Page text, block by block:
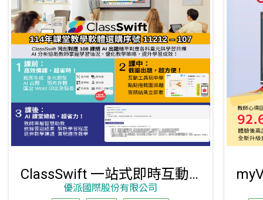
ClassSwift 一站式即時互動教學平臺
優派國際股份有限公司